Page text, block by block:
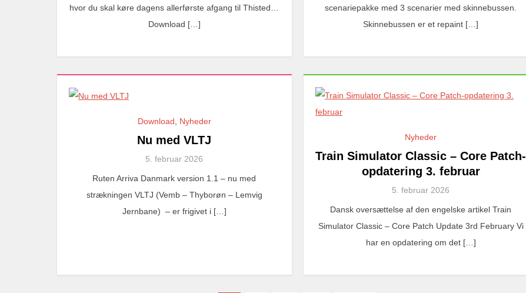
hvor du skal køre dagens allerførste afgang til Thisted…
Download […]
scenariepakke med 3 scenarier med skinnebussen.
Skinnebussen er et repaint […]
Download, Nyheder
Nu med VLTJ
5. februar 2026
Ruten Arriva Danmark version 1.1 – nu med
strækningen VLTJ (Vemb – Thyborøn – Lemvig
Jernbane) – er frigivet i […]
Nyheder
Train Simulator Classic – Core Patch-
opdatering 3. februar
5. februar 2026
Dansk oversættelse af den engelske artikel Train
Simulator Classic – Core Patch Update 3rd February Vi
har en opdatering om det […]